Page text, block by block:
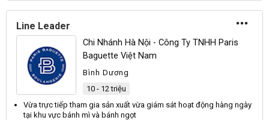
Line Leader
Chi Nhánh Hà Nội - Công Ty TNHH Paris
Baguette Việt Nam
Bình Dương
10 - 12 triệu
Vừa trực tiếp tham gia sản xuất vừa giám sát hoạt động hàng ngày
tại khu vực bánh mì và bánh ngọt